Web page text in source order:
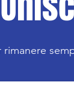
rimanere